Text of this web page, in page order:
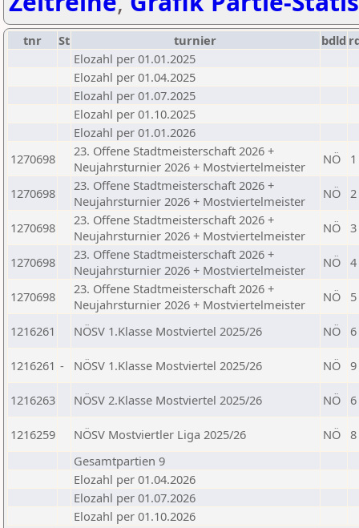
tnr St turnier bdld
Elozahl per 01.01.2025
Elozahl per 01.04.2025
Elozahl per 01.07.2025
Elozahl per 01.10.2025
Elozahl per 01.01.2026
1270698
23. Offene Stadtmeisterschaft 2026 +
Neujahrsturnier 2026 + Mostviertelmeister
NÖ 1
1270698
23. Offene Stadtmeisterschaft 2026 +
Neujahrsturnier 2026 + Mostviertelmeister
NÖ 2
1270698
23. Offene Stadtmeisterschaft 2026 +
Neujahrsturnier 2026 + Mostviertelmeister
NÖ 3
1270698
23. Offene Stadtmeisterschaft 2026 +
Neujahrsturnier 2026 + Mostviertelmeister
NÖ 4
1270698
23. Offene Stadtmeisterschaft 2026 +
Neujahrsturnier 2026 + Mostviertelmeister
NÖ 5
1216261 NÖSV 1.Klasse Mostviertel 2025/26 NÖ 6
1216261 - NÖSV 1.Klasse Mostviertel 2025/26 NÖ 9
1216263 NÖSV 2.Klasse Mostviertel 2025/26 NÖ 6
1216259 NÖSV Mostviertler Liga 2025/26 NÖ 8
Gesamtpartien 9
Elozahl per 01.04.2026
Elozahl per 01.07.2026
Elozahl per 01.10.2026